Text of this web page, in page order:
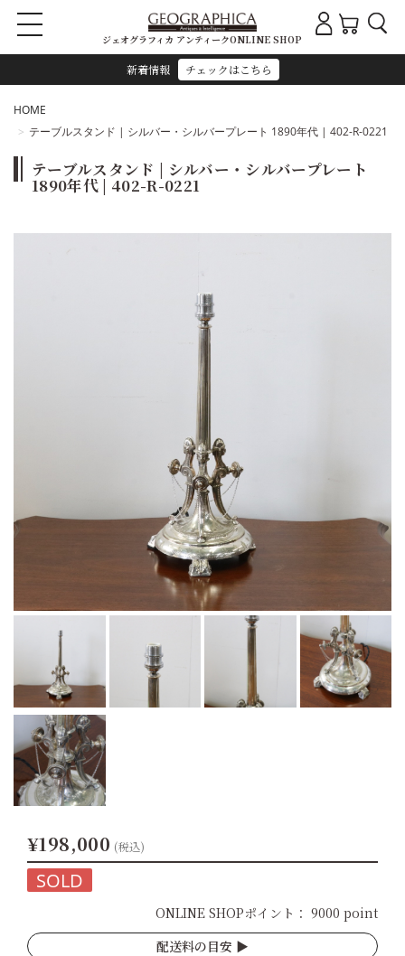
新着情報 チェックはこちら
ジェオグラフィカ アンティークONLINE SHOP
HOME
テーブルスタンド | シルバー・シルバープレート 1890年代 | 402-R-0221
テーブルスタンド | シルバー・シルバープレート
1890年代 | 402-R-0221
¥198,000 (税込)
SOLD
ONLINE SHOPポイント： 9000 point
配送料の目安 ▶︎